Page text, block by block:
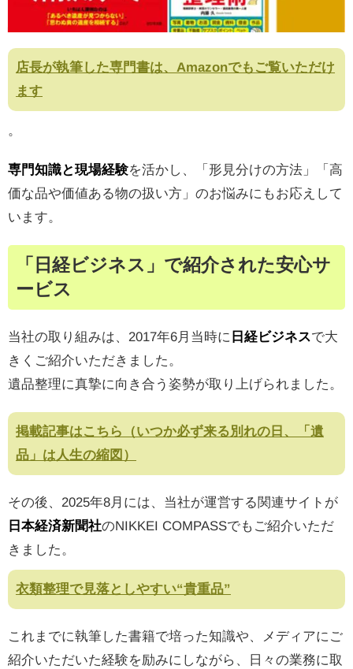
店長が執筆した専門書は、Amazonでもご覧いただけ
ます
。
専門知識と現場経験を活かし、「形見分けの方法」「高
価な品や価値ある物の扱い方」のお悩みにもお応えして
います。
「日経ビジネス」で紹介された安心サ
ービス
当社の取り組みは、2017年6月当時に 日経ビジネスで大
きくご紹介いただきました。
遺品整理に真摯に向き合う姿勢が取り上げられました。
掲載記事はこちら（いつか必ず来る別れの日、「遺
品」は人生の縮図）
その後、2025年8月には、当社が運営する関連サイトが
日本経済新聞社のNIKKEI COMPASSでもご紹介いただ
きました。
衣類整理で見落としやすい“貴重品”
これまでに執筆した書籍で培った知識や、メディアにご
紹介いただいた経験を励みにしながら、日々の業務に取